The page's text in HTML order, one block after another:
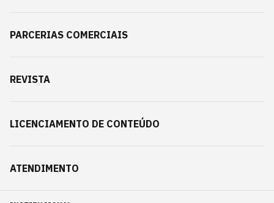
PARCERIAS COMERCIAIS
REVISTA
LICENCIAMENTO DE CONTEÚDO
ATENDIMENTO